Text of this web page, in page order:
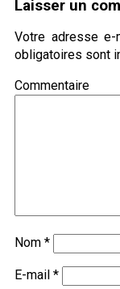
Laisser un
Votre adresse
obligatoires sont
Nom *
E-mail *